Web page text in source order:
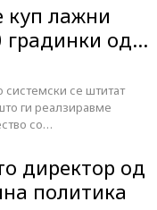
куп лажни
градинки од…
се штитат
ги реалзиравме
со…
директор од
политика